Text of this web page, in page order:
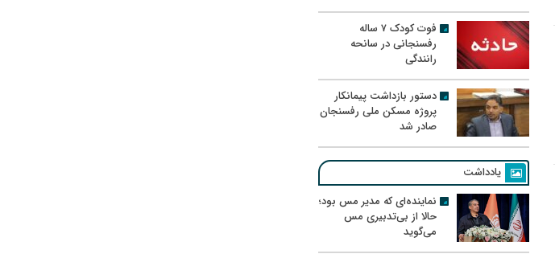
فوت کودک ۷ ساله
رفسنجانی در سانحه
رانندگی
دستور بازداشت پیمانکار
پروژه مسکن ملی رفسنجان
صادر شد
یادداشت
نماینده‌ای که مدیر مس بود؛
حالا از بی‌تدبیری مس
می‌گوید